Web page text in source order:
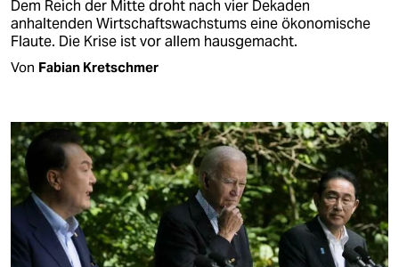
Dem Reich der Mitte droht nach vier Dekaden
anhaltenden Wirtschaftswachstums eine ökonomische
Flaute. Die Krise ist vor allem hausgemacht.
Von Fabian Kretschmer